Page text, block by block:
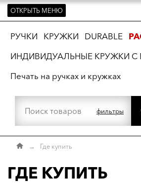
ОТКРЫТЬ МЕНЮ
РУЧКИ КРУЖКИ DURABLE
ИНДИВИДУАЛЬНЫЕ КРУЖКИ С
Печать на ручках и кружках
фильтры
→ Где купить
ГДЕ КУПИТЬ